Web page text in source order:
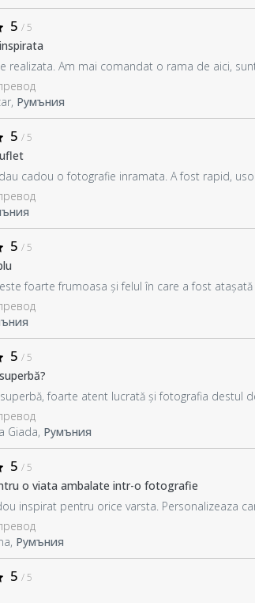
5 / 5
realizata. Am mai comandat o rama de aici,
Румъния
5 / 5
cadou o fotografie inramata. A fost rapid,
5 / 5
foarte frumoasa și felul în care a fost
5 / 5
foarte atent lucrată și fotografia destul
Giada, Румъния
5 / 5
o viata ambalate intr-o fotografie
inspirat pentru orice varsta. Personalizeaza
Румъния
5 / 5